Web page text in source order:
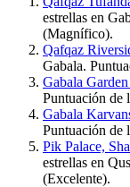
estrellas en
(Magnífico).
Qafqaz
Gabala.
Gabala
Puntuación de
Gabala
Puntuación de
Pik Palace,
estrellas en
(Excelente).